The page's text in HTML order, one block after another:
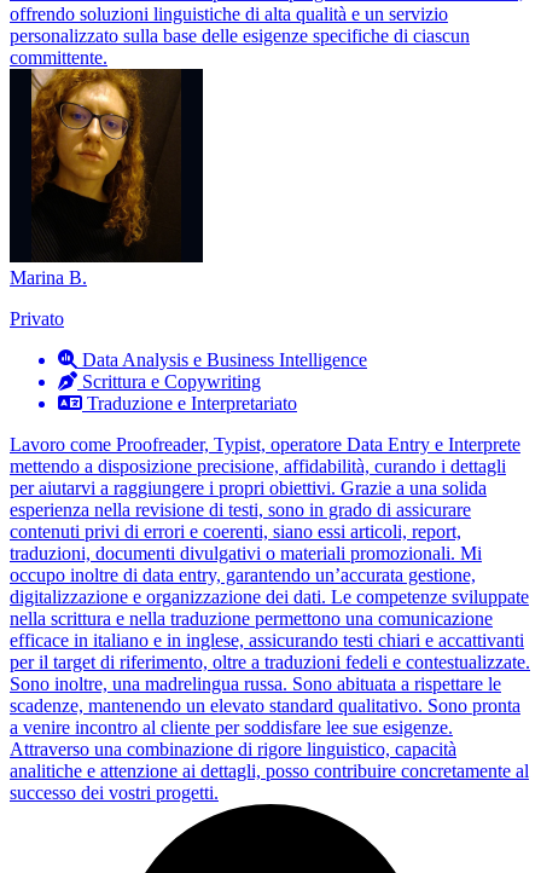
offrendo soluzioni linguistiche di alta qualità e un servizio
personalizzato sulla base delle esigenze specifiche di ciascun
committente.
Marina B.
Privato
Data Analysis e Business Intelligence
Scrittura e Copywriting
Traduzione e Interpretariato
Lavoro come Proofreader, Typist, operatore Data Entry e Interprete
mettendo a disposizione precisione, affidabilità, curando i dettagli
per aiutarvi a raggiungere i propri obiettivi. Grazie a una solida
esperienza nella revisione di testi, sono in grado di assicurare
contenuti privi di errori e coerenti, siano essi articoli, report,
traduzioni, documenti divulgativi o materiali promozionali. Mi
occupo inoltre di data entry, garantendo un’accurata gestione,
digitalizzazione e organizzazione dei dati. Le competenze sviluppate
nella scrittura e nella traduzione permettono una comunicazione
efficace in italiano e in inglese, assicurando testi chiari e accattivanti
per il target di riferimento, oltre a traduzioni fedeli e contestualizzate.
Sono inoltre, una madrelingua russa. Sono abituata a rispettare le
scadenze, mantenendo un elevato standard qualitativo. Sono pronta
a venire incontro al cliente per soddisfare lee sue esigenze.
Attraverso una combinazione di rigore linguistico, capacità
analitiche e attenzione ai dettagli, posso contribuire concretamente al
successo dei vostri progetti.